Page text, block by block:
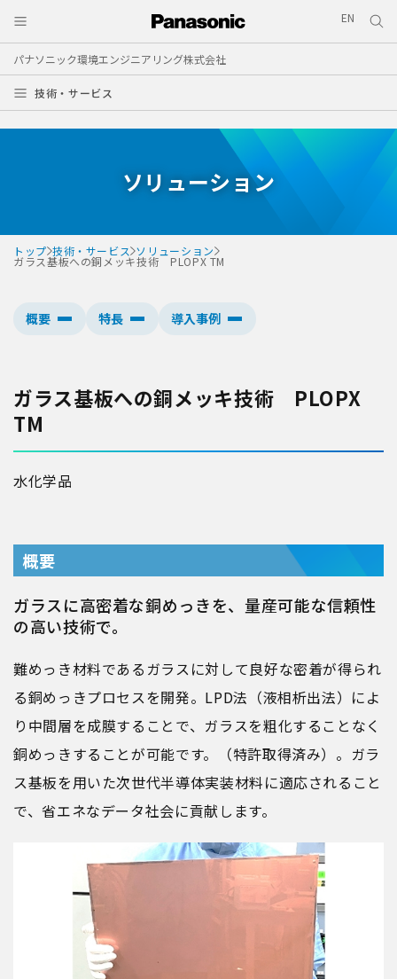
パナソニック環境エンジニアリング株式会社
EN
技術・サービス
ソリューション
トップ 技術・サービス ソリューション
ガラス基板への銅メッキ技術 PLOPX TM
概要 特長 導入事例
ガラス基板への銅メッキ技術 PLOPX
TM
水化学品
概要
ガラスに高密着な銅めっきを、量産可能な信頼性
の高い技術で。
難めっき材料であるガラスに対して良好な密着が得られ
る銅めっきプロセスを開発。LPD法（液相析出法）によ
り中間層を成膜することで、ガラスを粗化することなく
銅めっきすることが可能です。（特許取得済み）。ガラ
ス基板を用いた次世代半導体実装材料に適応されること
で、省エネなデータ社会に貢献します。